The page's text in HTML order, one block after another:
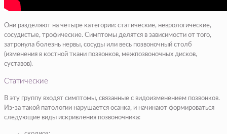
Они разделяют на четыре категории: статические, неврологические,
сосудистые, трофические. Симптомы делятся в зависимости от того,
затронула болезнь нервы, сосуды или весь позвоночный столб
(изменения в костной ткани позвонков, межпозвоночных дисков,
суставов).
Статические
В эту группу входят симптомы, связанные с видоизменением позвонков.
Из-за такой патологии нарушается осанка, и начинают формироваться
следующие виды искривления позвоночника: